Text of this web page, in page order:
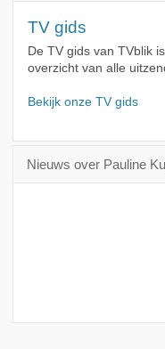
TV gids
De TV gids van TVblik
overzicht van alle
Bekijk onze TV gids
Nieuws over Pauline